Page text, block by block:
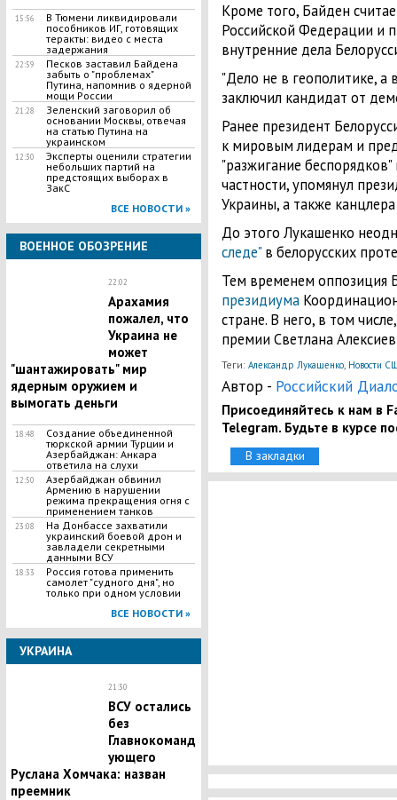
15:56
В Тюмени ликвидировали
пособников ИГ, готовящих
теракты: видео с места
задержания
22:59
Песков заставил Байдена
забыть о "проблемах"
Путина, напомнив о ядерной
мощи России
21:28
Зеленский заговорил об
основании Москвы, отвечая
на статью Путина на
украинском
12:30
Эксперты оценили стратегии
небольших партий на
предстоящих выборах в
ЗакС
ВСЕ НОВОСТИ »
ВОЕННОЕ ОБОЗРЕНИЕ
22:02
Арахамия
пожалел, что
Украина не
может
"шантажировать" мир
ядерным оружием и
вымогать деньги
18:48
Создание объединенной
тюркской армии Турции и
Азербайджан: Анкара
ответила на слухи
12:50
Азербайджан обвинил
Армению в нарушении
режима прекращения огня с
применением танков
23:08
На Донбассе захватили
украинский боевой дрон и
завладели секретными
данными ВСУ
18:33
​Россия готова применить
самолет "судного дня", но
только при одном условии
ВСЕ НОВОСТИ »
УКРАИНА
21:30
ВСУ остались
без
Главнокоманд
ующего
Руслана Хомчака: назван
преемник
Кроме того, Байден
Российской Федерации и
внутренние дела
"Дело не в геополитике, а
заключил кандидат от
Ранее президент
к мировым лидерам и
"разжигание
частности, упомянул
Украины, а также
До этого Лукашенко
следе"в белорусских
Тем временем оппозиция
президиума
стране. В него, в том
премии Светлана
Теги: Александр Лукашенко, Новости
Автор - Российский
Присоединяйтесь к нам в
Telegram. Будьте в курсе
В закладки